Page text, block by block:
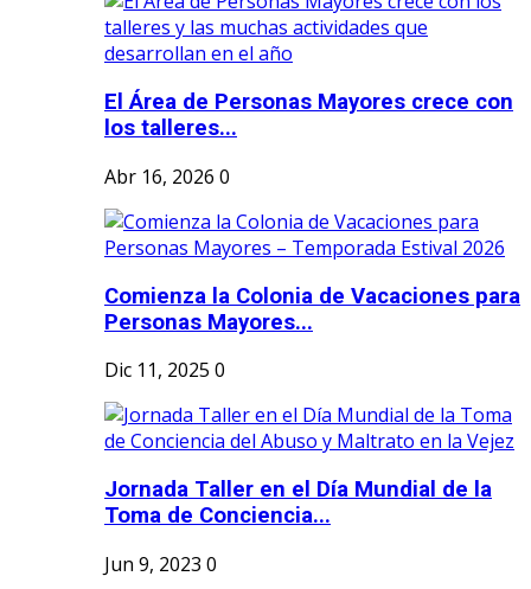
El Área de Personas Mayores crece con
los talleres...
Abr 16, 2026 0
Comienza la Colonia de Vacaciones para
Personas Mayores...
Dic 11, 2025 0
Jornada Taller en el Día Mundial de la
Toma de Conciencia...
Jun 9, 2023 0